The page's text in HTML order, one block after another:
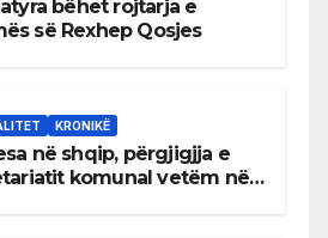
bëhet rojtarja e
së Rexhep Qosjes
KRONIKË
në shqip, përgjigjja e
komunal vetëm në